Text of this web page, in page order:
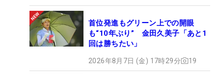
首位発進もグリーン上での開眼
も“10年ぶり” 金田久美子「あと1
回は勝ちたい」
2026年8月7日 (金) 17時29分 19